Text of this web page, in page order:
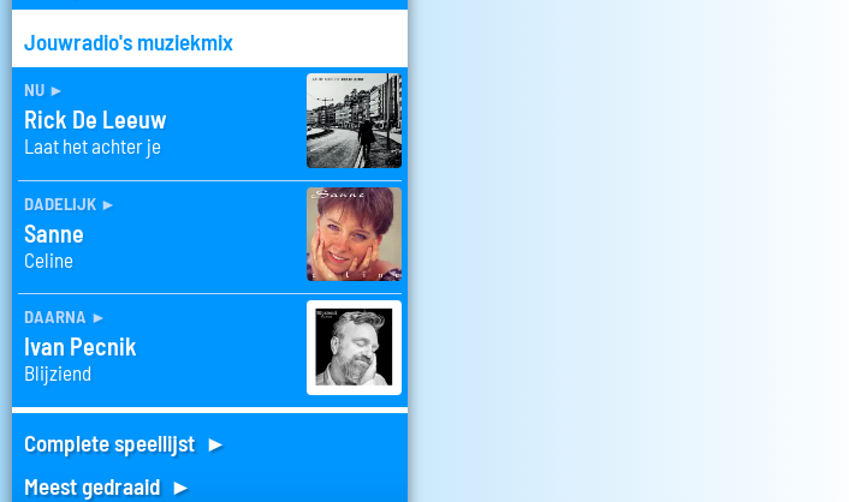
Jouwradio's muziekmix
nu ►
Rick De Leeuw
Laat het achter je
dadelijk ►
Sanne
Celine
daarna ►
Ivan Pecnik
Blijziend
Complete speellijst ►
Meest gedraaid ►